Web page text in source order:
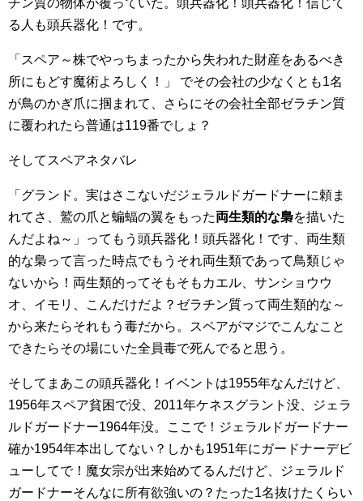
チン質の物体が覆っていた。頭兵器化！頭兵器化！信じて
る人も頭兵器化！です。
「スペア～株でやっちまったから失われた財産をあるべき
所にもどす魔術よろしく！」 でその会社の少なくとも1名
が鳥のかぎ爪に掴まれて、さらにその会社全部ゼラチン質
に覆われたら普通は119番でしょ？
そしてスペアネタバレ
「グランド。実はさこないだジェラルドガードナーに頼ま
れてさ、鷲の爪と蝙蝠の翼をもった両生類的な梟を描いた
んだよね～」ってもう頭兵器化！頭兵器化！です、両生類
的な梟って言った時点でもうそれ両生類であって鳥類じゃ
ないから！両生類的ってそもそもカエル、サンショウウ
オ、イモリ、こんだけだよ？ゼラチン質って両生類的な～
から来たらそれもう毒だから。スペアがマジでこんなこと
できたらその場にいた全員毒で死んでると思う。
そしてまあこの頭兵器化！イベントは1955年なんだけど、
1956年スペア貧困で没、2011年ケネスグラント没、ジェラ
ルドガードナー1964年没。ここで！ジェラルドガードナー
確か1954年本出してない？しかも1951年にガードナーデビ
ューしてで！魔女宗が出来始めてるんだけど、ジェラルド
ガードナーそんなに所有欲強いの？たった1名抜けたくらい